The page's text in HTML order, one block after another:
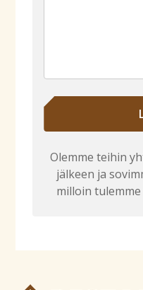
Olemme teihin
jälkeen ja
milloin